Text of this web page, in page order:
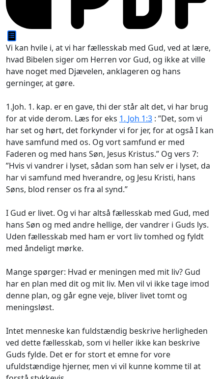
Vi kan hvile i, at vi har fællesskab med Gud, ved at lære,
hvad Bibelen siger om Herren vor Gud, og ikke at ville
have noget med Djævelen, anklageren og hans
gerninger, at gøre.
1.Joh. 1. kap. er en gave, thi der står alt det, vi har brug
for at vide derom. Læs for eks 1. Joh 1:3 : ”Det, som vi
har set og hørt, det forkynder vi for jer, for at også I kan
have samfund med os. Og vort samfund er med
Faderen og med hans Søn, Jesus Kristus.” Og vers 7:
”Hvis vi vandrer i lyset, sådan som han selv er i lyset, da
har vi samfund med hverandre, og Jesu Kristi, hans
Søns, blod renser os fra al synd.”
I Gud er livet. Og vi har altså fællesskab med Gud, med
hans Søn og med andre hellige, der vandrer i Guds lys.
Uden fællesskab med ham er vort liv tomhed og fyldt
med åndeligt mørke.
Mange spørger: Hvad er meningen med mit liv? Gud
har en plan med dit og mit liv. Men vil vi ikke tage imod
denne plan, og går egne veje, bliver livet tomt og
meningsløst.
Intet menneske kan fuldstændig beskrive herligheden
ved dette fællesskab, som vi heller ikke kan beskrive
Guds fylde. Det er for stort et emne for vore
ufuldstændige hjerner, men vi vil kunne komme til at